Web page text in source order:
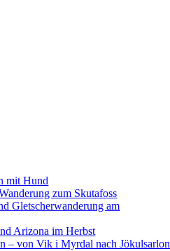
mit Hund
zum Skutafoss
Gletscherwanderung am
Arizona im Herbst
– von Vik i Myrdal nach Jökulsarlon